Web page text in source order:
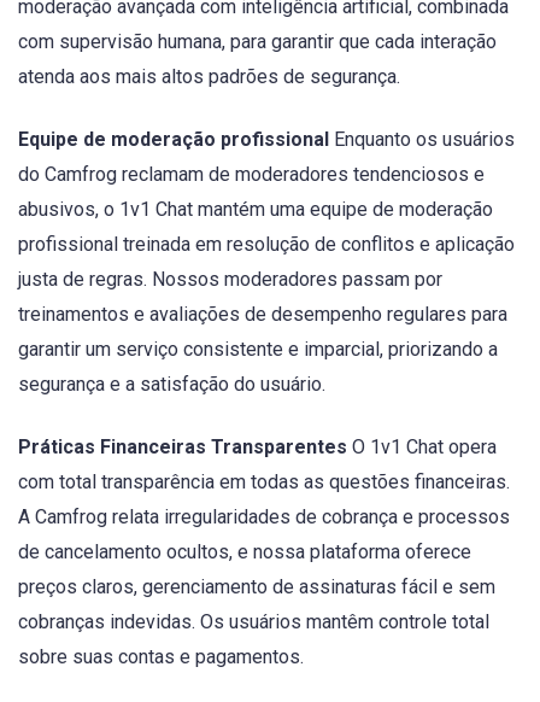
moderação avançada com inteligência artificial, combinada
com supervisão humana, para garantir que cada interação
atenda aos mais altos padrões de segurança.
Equipe de moderação profissional Enquanto os usuários
do Camfrog reclamam de moderadores tendenciosos e
abusivos, o 1v1 Chat mantém uma equipe de moderação
profissional treinada em resolução de conflitos e aplicação
justa de regras. Nossos moderadores passam por
treinamentos e avaliações de desempenho regulares para
garantir um serviço consistente e imparcial, priorizando a
segurança e a satisfação do usuário.
Práticas Financeiras Transparentes O 1v1 Chat opera
com total transparência em todas as questões financeiras.
A Camfrog relata irregularidades de cobrança e processos
de cancelamento ocultos, e nossa plataforma oferece
preços claros, gerenciamento de assinaturas fácil e sem
cobranças indevidas. Os usuários mantêm controle total
sobre suas contas e pagamentos.